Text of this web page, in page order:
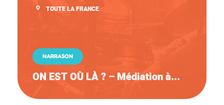
TOUTE LA FRANCE
NARRASON
ON EST OÙ LÀ ? – Médiation à...